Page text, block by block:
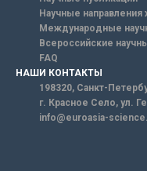
Научные направления
Международные
Всероссийские
FAQ
НАШИ КОНТАКТЫ
198320, Санкт-
г. Красное Село, ул.
info@euroasia-